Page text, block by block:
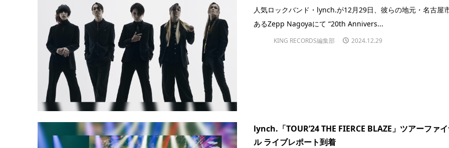
人気ロックバンド・lynch.が12月29日、彼らの地元・名古屋
あるZepp Nagoyaにて “20th Annivers...
KING RECORDS編集部 2024.12.29
lynch.「TOUR’24 THE FIERCE BLAZE」ツアーファ
ル ライブレポート到着